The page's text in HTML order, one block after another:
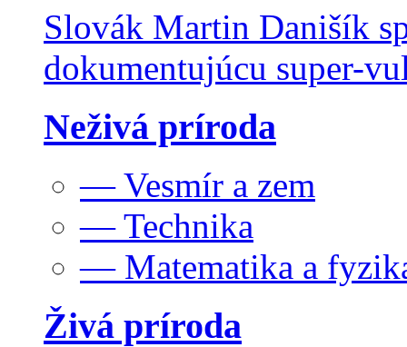
Slovák Martin Danišík
dokumentujúcu super-
Neživá príroda
— Vesmír a zem
— Technika
— Matematika a
Živá príroda